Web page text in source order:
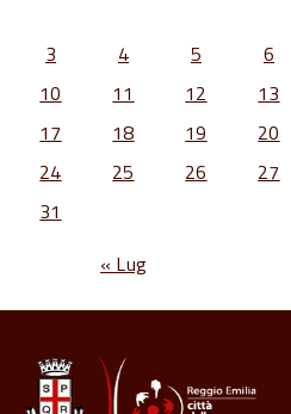
3
4 5 6
10
11 12 13
17
18 19 20
24
25 26 27
31
« Lug